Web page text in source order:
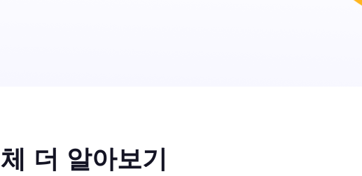
더 알아보기